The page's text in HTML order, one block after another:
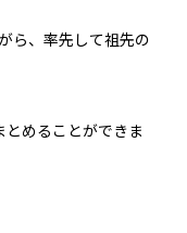
ら、率先して祖先の
めることができま